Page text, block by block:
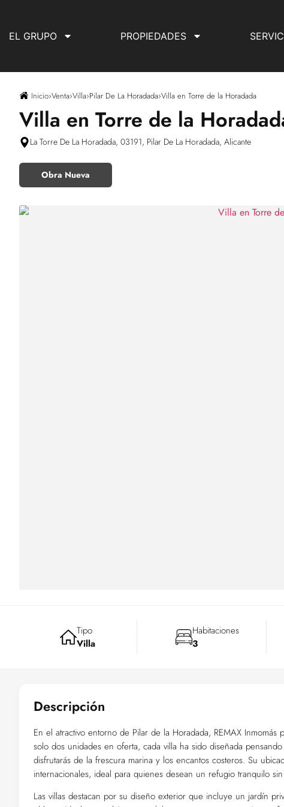
EL GRUPO PROPIEDADES
Inicio›Venta›Villa›Pilar De La Horadada›Villa en Torre de la Horadada
Villa en Torre de la
La Torre De La Horadada, 03191, Pilar De La Horadada, Alicante
Obra Nueva
Tipo
Villa
Habitaciones
3
Descripción
En el atractivo entorno de Pilar de la Horadada, REMAX
solo dos unidades en oferta, cada villa ha sido diseñada
disfrutarás de la frescura marina y los encantos costeros. Su
internacionales, ideal para quienes desean un refugio tranquilo
Las villas destacan por su diseño exterior que incluye un jardín